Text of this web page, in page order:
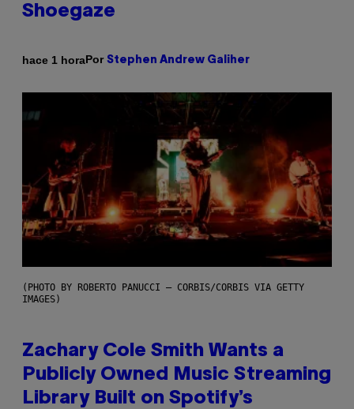
Shoegaze
hace 1 horaPor Stephen Andrew Galiher
(PHOTO BY ROBERTO PANUCCI – CORBIS/CORBIS VIA GETTY
IMAGES)
Zachary Cole Smith Wants a
Publicly Owned Music Streaming
Library Built on Spotify’s